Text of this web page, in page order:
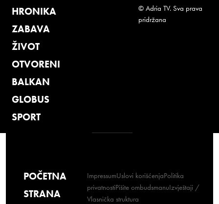
HRONIKA
ZABAVA
ŽIVOT
OTVORENI
BALKAN
GLOBUS
SPORT
© Adria TV. Sva prava
pridržana
POČETNA
STRANA
ImpressumUslovi korišćenjaPolitika
privatnostiPišite ombudsmanuIzvještaji /
Vlasnička struktura